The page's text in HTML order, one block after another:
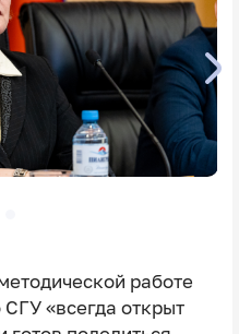
работе
СГУ «всегда открыт